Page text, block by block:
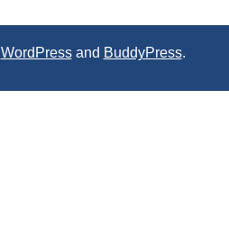
WordPressand BuddyPress.